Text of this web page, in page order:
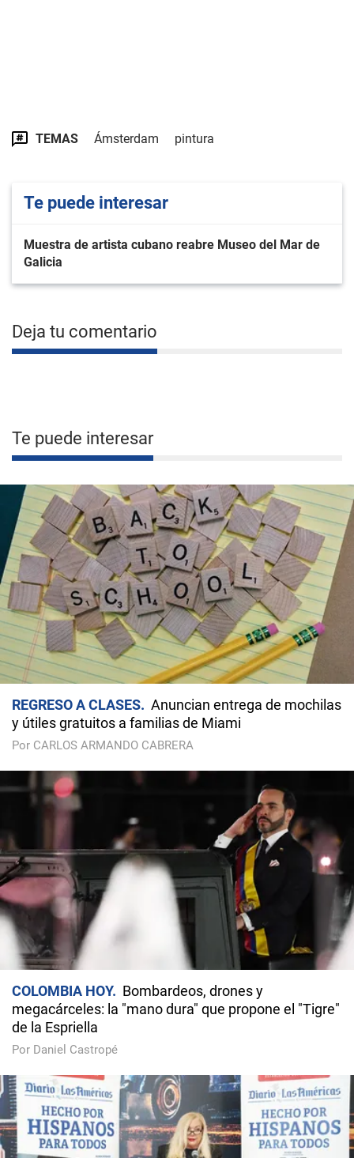
TEMAS Ámsterdam pintura
Te puede interesar
Muestra de artista cubano reabre Museo del Mar de
Galicia
Deja tu comentario
Te puede interesar
REGRESO A CLASES
Anuncian entrega de mochilas
y útiles gratuitos a familias de Miami
Por CARLOS ARMANDO CABRERA
COLOMBIA HOY
Bombardeos, drones y
megacárceles: la "mano dura" que propone el "Tigre"
de la Espriella
Por Daniel Castropé